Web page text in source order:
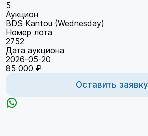
5
Аукцион
BDS Kantou (Wednesday)
Номер лота
2752
Дата аукциона
2026-05-20
85 000 ₽
Оставить заявку